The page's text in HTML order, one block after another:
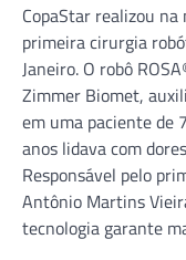
CopaStar realizou
primeira cirurgia
Janeiro. O robô
Zimmer Biomet,
em uma paciente de
anos lidava com
Responsável pelo
Antônio Martins
tecnologia garante